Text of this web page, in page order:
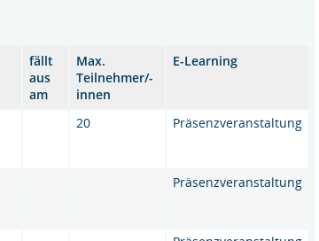
fällt
aus
am
Max.
Teilnehmer/-
innen
E-Learning
20 Präsenzveranstaltung
Präsenzveranstaltung